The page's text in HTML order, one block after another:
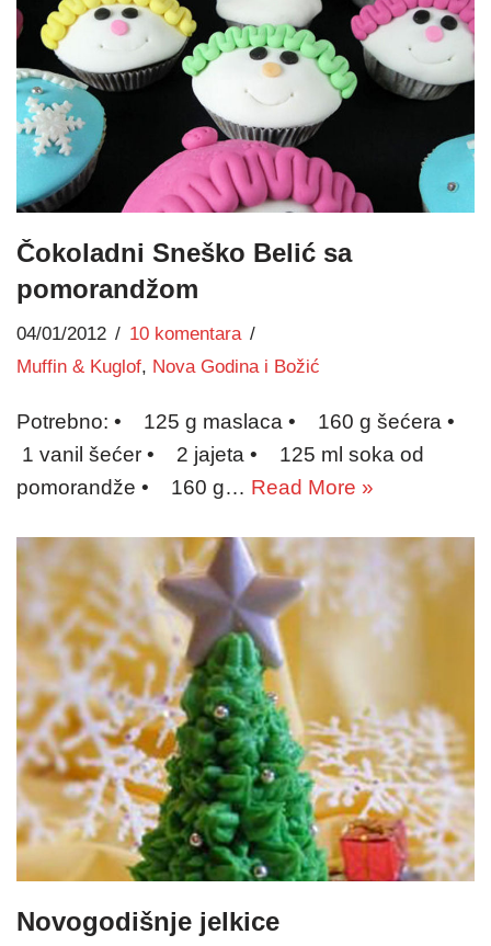
Čokoladni Sneško Belić sa
pomorandžom
04/01/2012
10 komentara
Muffin & Kuglof, Nova Godina i Božić
Potrebno: • 125 g maslaca • 160 g šećera •
1 vanil šećer • 2 jajeta • 125 ml soka od
pomorandže • 160 g… Read More »
Novogodišnje jelkice